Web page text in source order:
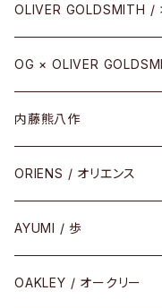
その他
URUSHI（CRAFTSMAN
REVIVAL EDITION
HEAVY EDITION
COMBI （コンビシリーズ）
PREMIUM（プレミアムシリ
PLASTIC（プラスティック
サブリメイションシリーズ
OLIVER GOLDSMITH /
メタル
セル
コンビ
OG × OLIVER
メタル
セル
コンビ
内藤熊八作
セル
メタル
コンビ
ORIENS / オリエンス
セルフレーム
メタルフレーム
AYUMI / 歩
セルフレーム
OAKLEY / オークリー